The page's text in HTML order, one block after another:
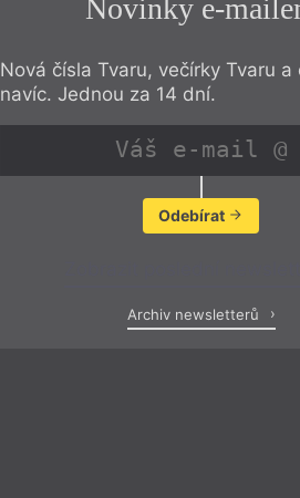
Novinky e-
Nová čísla Tvaru, večírky Tvaru a
navíc. Jednou za 14 dní.
Odebírat
Archiv newsletterů